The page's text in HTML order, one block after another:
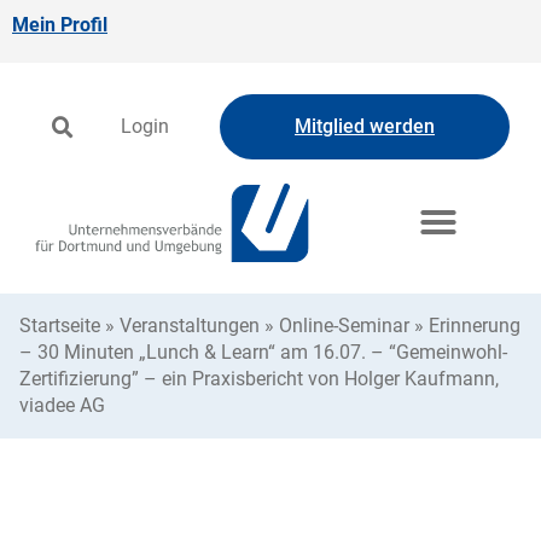
Mein Profil
Login Mitglied werden
Startseite » Veranstaltungen » Online-Seminar » Erinnerung
– 30 Minuten „Lunch & Learn“ am 16.07. – “Gemeinwohl-
Zertifizierung” – ein Praxisbericht von Holger Kaufmann,
viadee AG